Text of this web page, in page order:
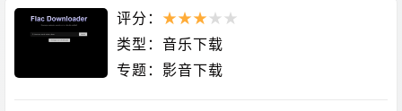
评分： ★★★ ★ ★
类型： 音乐下载
专题： 影音下载